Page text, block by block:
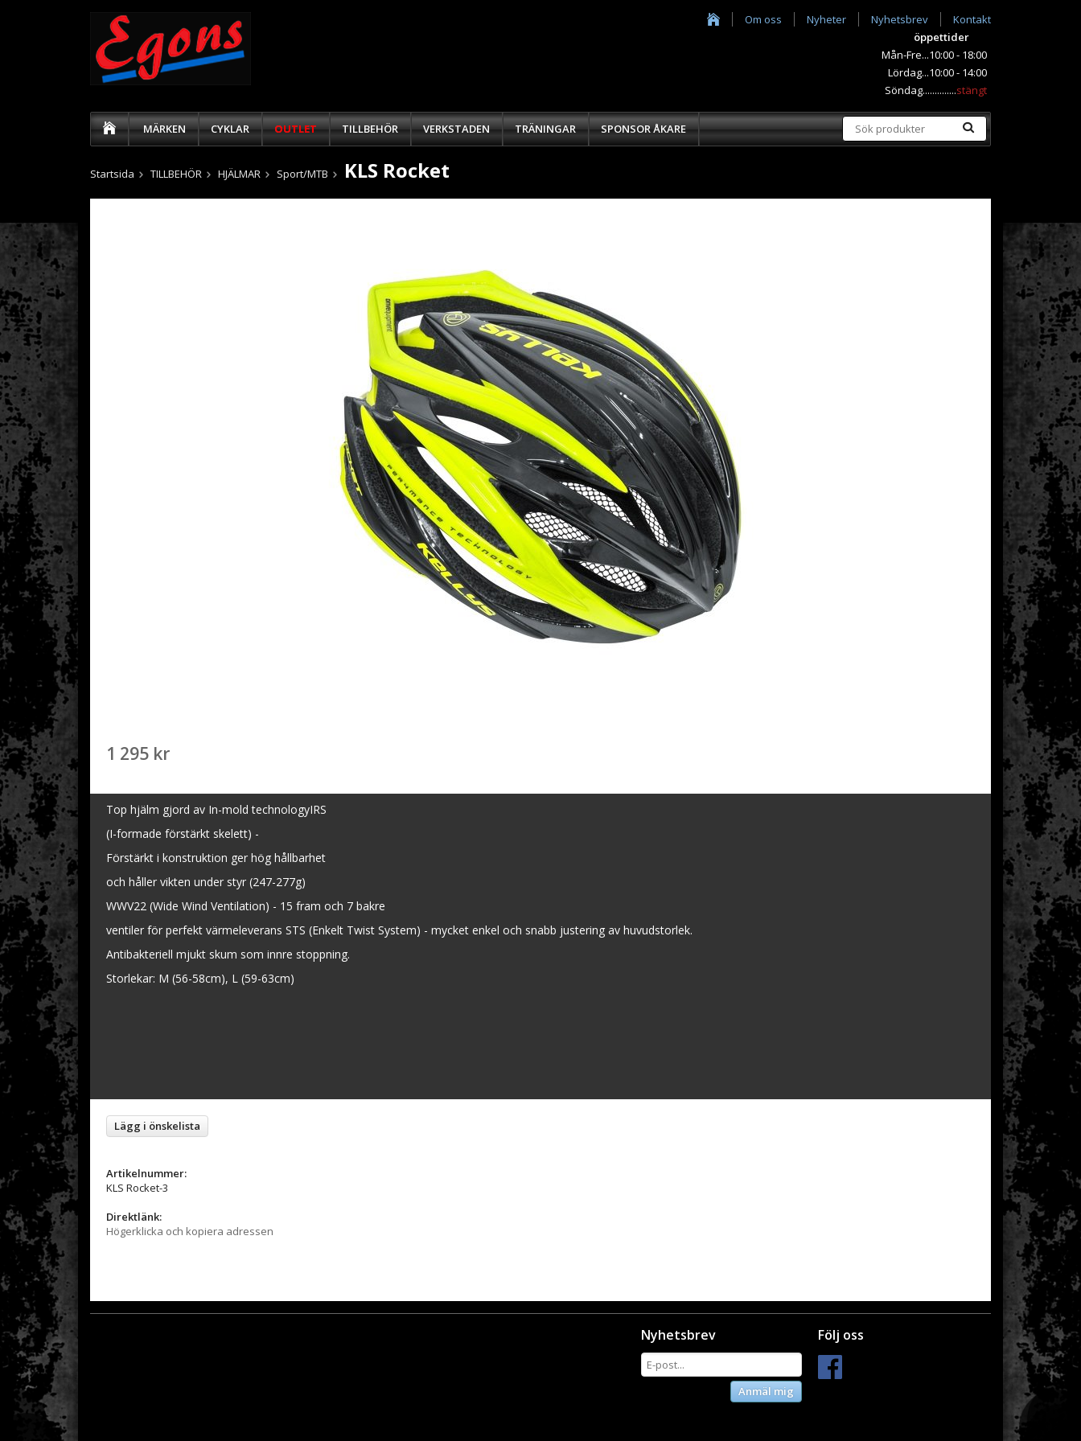
Om oss Nyheter Nyhetsbrev
Kontakt
öppettider
Mån-Fre...10:00 - 18:00
Lördag...10:00 - 14:00
Söndag..............stängt
MÄRKEN CYKLAR OUTLET TILLBEHÖR VERKSTADEN TRÄNINGAR SPONSOR ÅKARE
Startsida TILLBEHÖR HJÄLMAR Sport/MTB KLS Rocket
1 295 kr
Top hjälm gjord av In-mold technologyIRS
(I-formade förstärkt skelett) -
Förstärkt i konstruktion ger hög hållbarhet
och håller vikten under styr (247-277g)
WWV22 (Wide Wind Ventilation) - 15 fram och 7 bakre
ventiler för perfekt värmeleverans STS (Enkelt Twist System) - mycket enkel och snabb justering av huvudstorlek.
Antibakteriell mjukt skum som innre stoppning.
Storlekar: M (56-58cm), L (59-63cm)
Lägg i önskelista
Artikelnummer:
KLS Rocket-3
Direktlänk:
Högerklicka och kopiera adressen
Följ oss
Nyhetsbrev
Anmäl mig